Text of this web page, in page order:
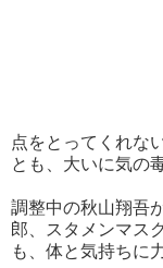
点をとってくれな
とも、大いに気の毒
調整中の秋山翔吾
郎、スタメンマス
も、体と気持ちに